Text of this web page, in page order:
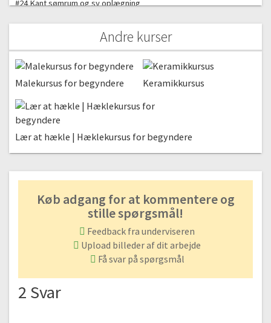
#24 Kant sømrum og sy oplægning
#25 Oplægning af ærmerne
9:31
#26 Mønster til belægning
18:25
#27 Sy belægning i halsen
26:08
#28 Dit næste step
Andre kurser
Malekursus for begyndere Keramikkursus
Lær at hækle | Hæklekursus for begyndere
Køb adgang for at kommentere og
stille spørgsmål!
Feedback fra underviseren
Upload billeder af dit arbejde
Få svar på spørgsmål
2 Svar